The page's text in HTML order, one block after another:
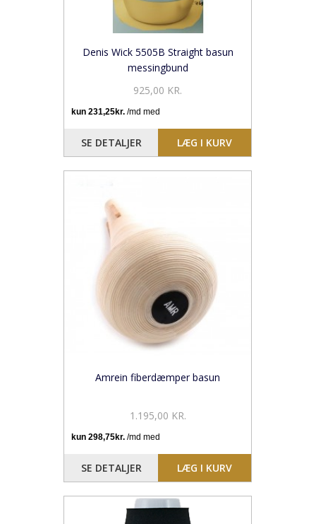
Denis Wick 5505B Straight basun
messingbund
925,00 KR.
SE DETALJER LÆG I KURV
Amrein fiberdæmper basun
1.195,00 KR.
SE DETALJER LÆG I KURV